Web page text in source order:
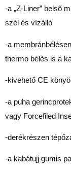
-a „Z-Liner” belső
szél és vízálló
-a
thermo bélés is a
-kivehető CE
-a puha
vagy Forcefiled
-derékrészen
-a kabátujj gumis